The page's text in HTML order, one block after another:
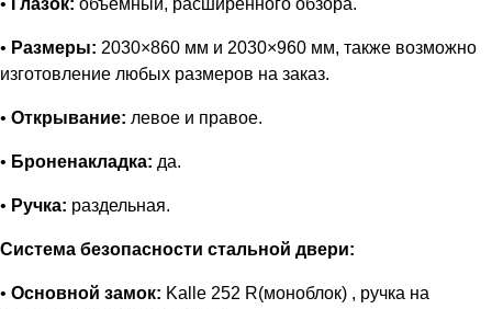
• Глазок: объемный, расширенного обзора.
• Размеры: 2030×860 мм и 2030×960 мм, также возможно
изготовление любых размеров на заказ.
• Открывание: левое и правое.
• Броненакладка: да.
• Ручка: раздельная.
Система безопасности стальной двери:
• Основной замок: Kalle 252 R(моноблок) , ручка на